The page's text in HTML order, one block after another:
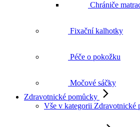
Chrániče
Fixační kalhotky
Péče o pokožku
Močové sáčky
Zdravotnické pomůcky
Vše v kategorii Zdravotnické